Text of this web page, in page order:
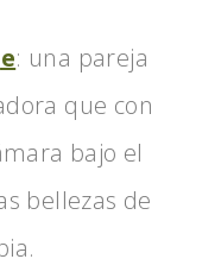
: una pareja
que con
bajo el
bellezas de